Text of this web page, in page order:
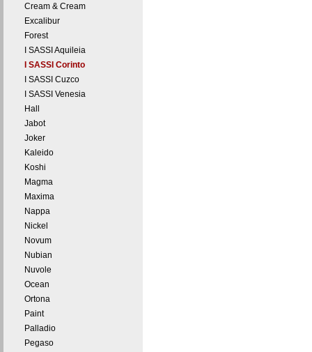
Cream & Cream
Excalibur
Forest
I SASSI Aquileia
I SASSI Corinto
I SASSI Cuzco
I SASSI Venesia
Hall
Jabot
Joker
Kaleido
Koshi
Magma
Maxima
Nappa
Nickel
Novum
Nubian
Nuvole
Ocean
Ortona
Paint
Palladio
Pegaso